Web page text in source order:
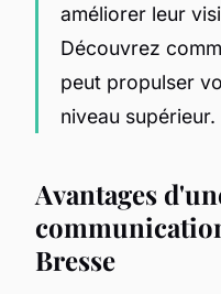
améliorer leur
Découvrez
peut propulser
niveau supérieur.
Avantages
Bresse